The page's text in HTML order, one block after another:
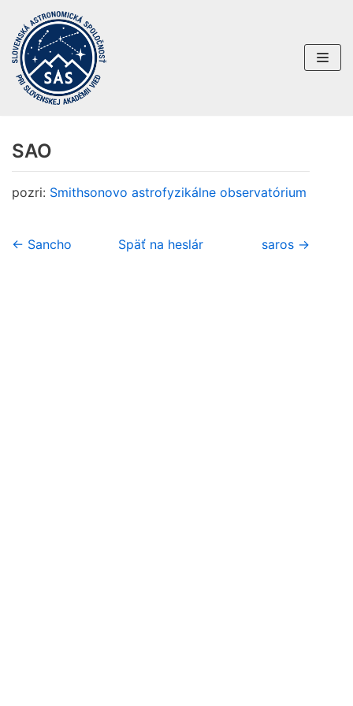
Preskočiť
na
obsah
SAO
pozri: Smithsonovo astrofyzikálne observatórium
← Sancho Späť na heslár saros →